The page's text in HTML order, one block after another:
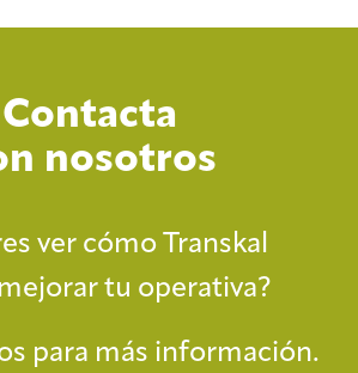
Contacta
nosotros
ver cómo Transkal
tu operativa?
para más información.